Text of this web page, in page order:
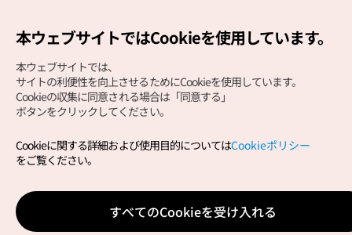
Copyright (c) Korea Tourism Organization All Rights
サイトエラー報告公式メール
japanese@knto.or.kr
本ウェブサイトではCookieを使用しています。
本ウェブサイトでは、
サイトの利便性を向上させるためにCookieを使用しています。
Cookieの収集に同意される場合は「同意する」
ボタンをクリックしてください。
Cookieに関する詳細および使用目的についてはCookieポリシー
をご覧ください。
すべてのCookieを受け入れる